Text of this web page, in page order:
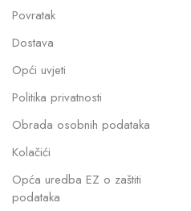
Povratak
Dostava
Opći uvjeti
Politika privatnosti
Obrada osobnih podataka
Kolačići
Opća uredba EZ o zaštiti
podataka